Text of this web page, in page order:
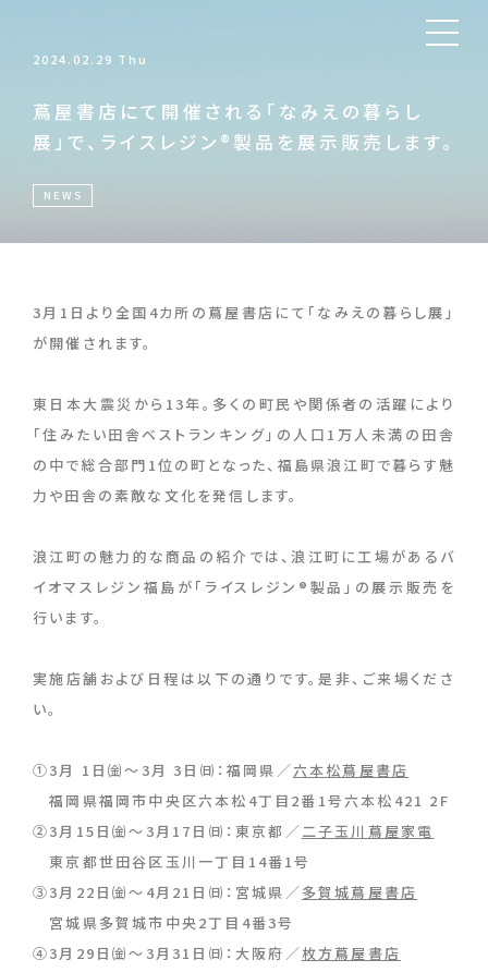
2024.02.29 Thu
蔦屋書店にて開催される「なみえの暮らし
展」で、ライスレジン®製品を展示販売します。
NEWS
3月1日より全国4カ所の蔦屋書店にて「なみえの暮らし展」
が開催されます。
東日本大震災から13年。多くの町民や関係者の活躍により
「住みたい田舎ベストランキング」の人口1万人未満の田舎
の中で総合部門1位の町となった、福島県浪江町で暮らす魅
力や田舎の素敵な文化を発信します。
浪江町の魅力的な商品の紹介では、浪江町に工場があるバ
イオマスレジン福島が「ライスレジン®製品」の展示販売を
行います。
実施店舗および日程は以下の通りです。是非、ご来場くださ
い。
①3月 1日㈮～3月 3日㈰：福岡県／六本松蔦屋書店
福岡県福岡市中央区六本松4丁目2番1号六本松421 2F
②3月15日㈮～3月17日㈰：東京都／二子玉川蔦屋家電
東京都世田谷区玉川一丁目14番1号
③3月22日㈮～4月21日㈰：宮城県／多賀城蔦屋書店
宮城県多賀城市中央2丁目4番3号
④3月29日㈮～3月31日㈰：大阪府／枚方蔦屋書店